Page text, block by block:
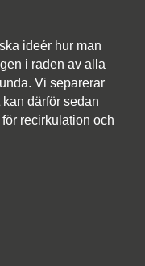
ideér hur man
i raden av alla
Vi separerar
därför sedan
recirkulation och